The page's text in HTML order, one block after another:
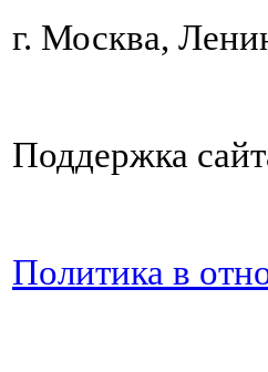
г. Москва,
Поддержка
Политика в